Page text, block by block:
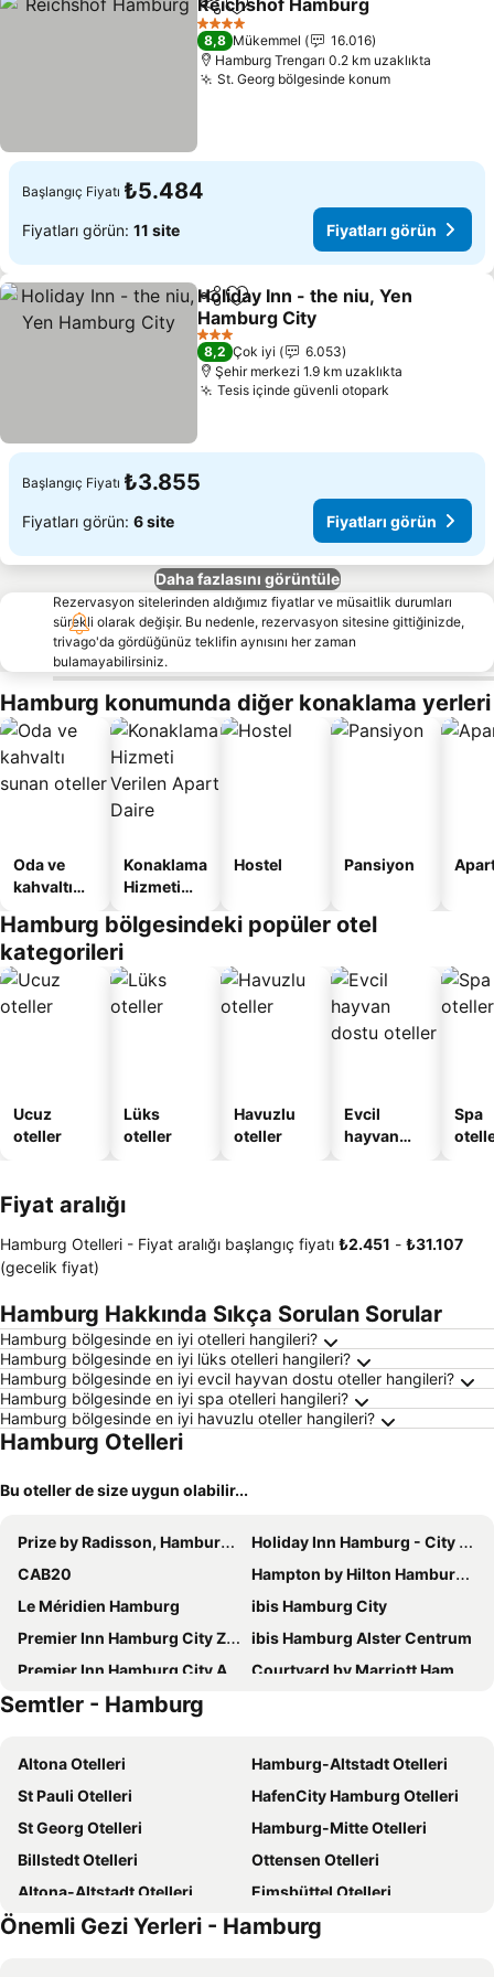
PaylaşFavorilerime ekle
Reichshof Hamburg
4 Yıldız
8,8 Mükemmel
16.016
Hamburg Trengarı 0.2 km uzaklıkta
St. Georg bölgesinde konum
Başlangıç Fiyatı ₺5.484
Fiyatları görün: 11 site Fiyatları görün
PaylaşFavorilerime ekle
Holiday Inn - the niu, Yen
Hamburg City
3 Yıldız
8,2 Çok iyi
6.053
Şehir merkezi 1.9 km uzaklıkta
Tesis içinde güvenli otopark
Başlangıç Fiyatı ₺3.855
Fiyatları görün: 6 site Fiyatları görün
Daha fazlasını görüntüle
Rezervasyon sitelerinden aldığımız fiyatlar ve müsaitlik durumları
sürekli olarak değişir. Bu nedenle, rezervasyon sitesine gittiğinizde,
trivago'da gördüğünüz teklifin aynısını her zaman
bulamayabilirsiniz.
Hamburg konumunda diğer konaklama yerleri
Oda ve
kahvaltı
oteller
Konaklama
Hizmeti
Apart
Hostel Pansiyon
Hamburg bölgesindeki popüler otel
kategorileri
Ucuz
oteller
Lüks
oteller
Havuzlu
oteller
Evcil
hayvan
Spa
Fiyat aralığı
Hamburg Otelleri - Fiyat aralığı başlangıç fiyatı ‎₺2.451 - ‎₺31.107
(gecelik fiyat)
Hamburg Hakkında Sıkça Sorulan Sorular
Hamburg bölgesinde en iyi otelleri hangileri?
Hamburg bölgesinde en iyi lüks otelleri hangileri?
Hamburg bölgesinde en iyi evcil hayvan dostu oteller hangileri?
Hamburg bölgesinde en iyi spa otelleri hangileri?
Hamburg bölgesinde en iyi havuzlu oteller hangileri?
Hamburg Otelleri
Bu oteller de size uygun olabilir...
Prize by Radisson, Hamburg-City
Holiday Inn Hamburg - City Nord By Ihg
CAB20
Hampton by Hilton Hamburg City Centre
Le Méridien Hamburg
ibis Hamburg City
Premier Inn Hamburg City Zentrum
ibis Hamburg Alster Centrum
Premier Inn Hamburg City Alster
Courtyard by Marriott Hamburg City
Innside by Meliá Hamburg Hafen
Prize by Radisson, Hamburg-St. Pauli
Barceló Hamburg
Bettenburg Hotel & Hostel
Novotel Hamburg Central Station
ibis budget Hamburg City
Radisson Blu Hotel, Hamburg
Holiday Inn Hamburg - Hafencity By Ihg
MEININGER Hotel Hamburg City Center
Hotel Hamburg Stadtzentrum
Hotel Hafen Hamburg
Crowne Plaza Hamburg - City Alster By Ihg
IntercityHotel Hamburg Hauptbahnhof
Semtler - Hamburg
Altona Otelleri
Hamburg-Altstadt Otelleri
St Pauli Otelleri
HafenCity Hamburg Otelleri
St Georg Otelleri
Hamburg-Mitte Otelleri
Billstedt Otelleri
Ottensen Otelleri
Altona-Altstadt Otelleri
Eimsbüttel Otelleri
Eppendorf Otelleri
Neustadt Otelleri
Önemli Gezi Yerleri - Hamburg